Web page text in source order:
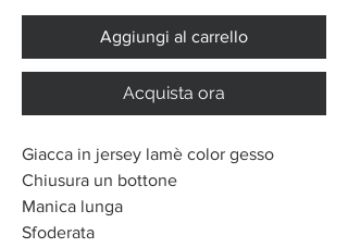
Aggiungi al carrello
Acquista ora
Giacca in jersey lamè color gesso
Chiusura un bottone
Manica lunga
Sfoderata